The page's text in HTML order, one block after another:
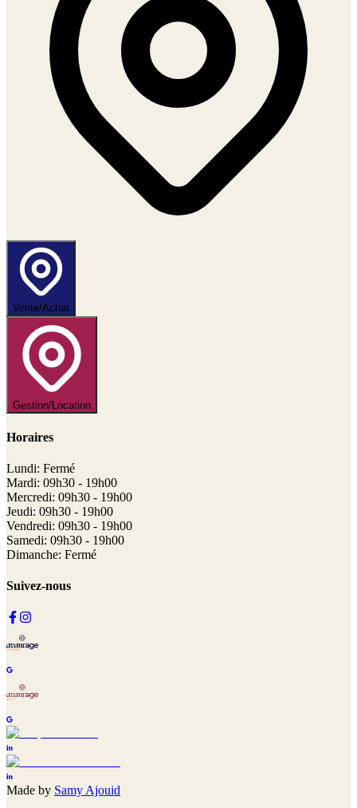
Vente/Achat
Gestion/Location
Horaires
Lundi: Fermé
Mardi: 09h30 - 19h00
Mercredi: 09h30 - 19h00
Jeudi: 09h30 - 19h00
Vendredi: 09h30 - 19h00
Samedi: 09h30 - 19h00
Dimanche: Fermé
Suivez-nous
Made by Samy Ajouid